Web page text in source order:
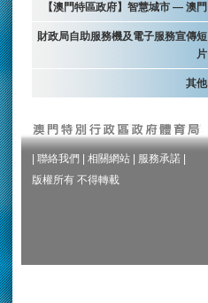
【澳門特區政府】智慧城市 — 澳門
財政局自助服務機及電子服務宣傳短
片
其他
聯絡我們 相關網站 服務承諾
版權所有 不得轉載